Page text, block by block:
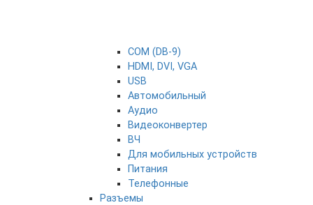
COM (DB-9)
HDMI, DVI, VGA
USB
Автомобильный
Аудио
Видеоконвертер
ВЧ
Для мобильных устройств
Питания
Телефонные
Разъемы